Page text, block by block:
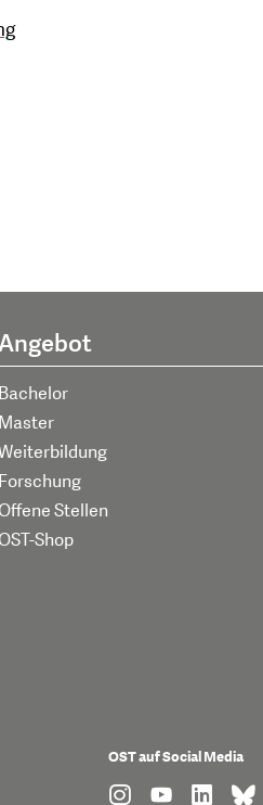
Bachelor
Master
Forschung
Stellen
Shop
OST auf Social Media
find us on:
find us on:
find